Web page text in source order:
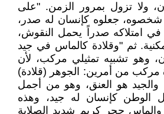
ولا تزول بمرور الزمن. "على
جعلوه كإنسان له صدر،
في امتلاكه صدراً يحمل النقوش،
ثم "وقلادة كالماس في جيد
وهو تشبيه تمثيلي مركب، لأن
مركب من أمرين: الجوهر (قلادة)
والجيد هو العنق، وهو من أجمل
الوطن كإنسان له جيد، وهذه
والماس حجر كريم شديد الصلابة